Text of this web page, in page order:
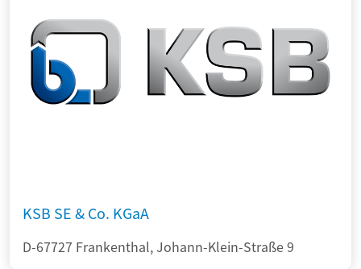
KSB SE & Co. KGaA
D-67727 Frankenthal, Johann-Klein-Straße 9